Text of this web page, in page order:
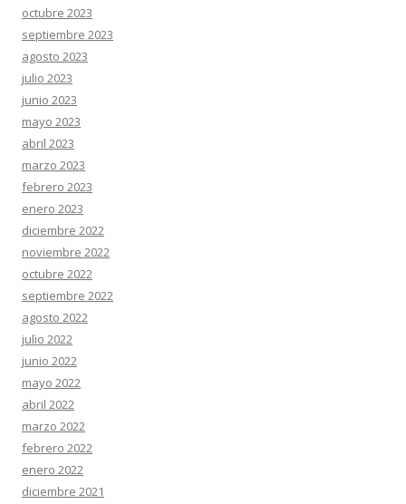
octubre 2023
septiembre 2023
agosto 2023
julio 2023
junio 2023
mayo 2023
abril 2023
marzo 2023
febrero 2023
enero 2023
diciembre 2022
noviembre 2022
octubre 2022
septiembre 2022
agosto 2022
julio 2022
junio 2022
mayo 2022
abril 2022
marzo 2022
febrero 2022
enero 2022
diciembre 2021